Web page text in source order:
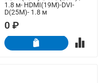
1.8 м- HDMI(19M)-DVI-
D(25M)- 1.8 м
0 ₽